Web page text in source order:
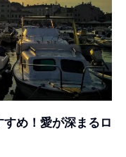
すめ！愛が深まるロ